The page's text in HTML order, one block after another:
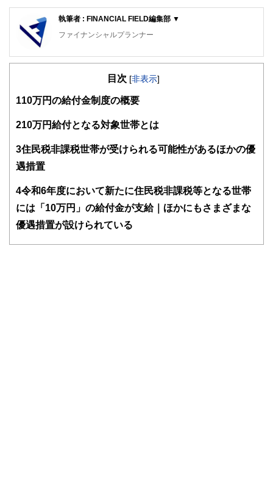
執筆者 : FINANCIAL FIELD編集部 ▼
ファイナンシャルプランナー
FinancialField編集部は、金融、経済に関する記事を、日々
知識がない方でも理解できるようわかりやすく発信していま
得者を中心に「お金や暮らし」に関する書籍・雑誌の編集経
験者で構成され、企画立案から記事掲載まですべての工程に
ドバイザー、DCプランナー、公認会計士、社会保険労務
士、行政書士、投資アナリスト、キャリアコンサルタントな
ど150名以上の有資格者を執筆者・監修者として迎え、むず
をわかりやすく発信している点です。
目次 [非表示]
1 10万円の給付金制度の概要
210万円給付となる対象世帯とは
3住民税非課税世帯が受けられる可能性があるほかの優
遇措置
4令和6年度において新たに住民税非課税等となる世帯
には「10万円」の給付金が支給｜ほかにもさまざまな
優遇措置が設けられている